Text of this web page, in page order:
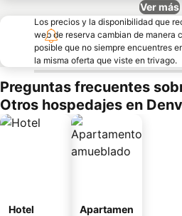
Ver más
Los precios y la disponibilidad que
web de reserva cambian de manera
posible que no siempre encuentres
la misma oferta que viste en trivago.
Preguntas frecuentes
Otros hospedajes en
Hotel
Apartamen